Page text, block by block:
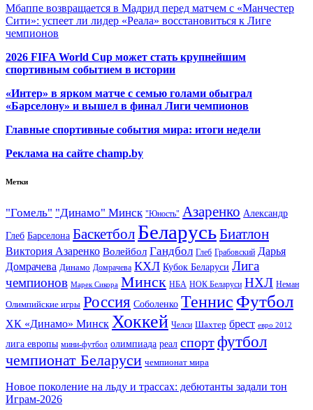
Мбаппе возвращается в Мадрид перед матчем с «Манчестер
Сити»: успеет ли лидер «Реала» восстановиться к Лиге
чемпионов
2026 FIFA World Cup может стать крупнейшим
спортивным событием в истории
«Интер» в ярком матче с семью голами обыграл
«Барселону» и вышел в финал Лиги чемпионов
Главные спортивные события мира: итоги недели
Реклама на сайте champ.by
Метки
"Гомель" "Динамо" Минск "Юность" Азаренко Александр
Глеб Барселона Баскетбол БеларусьБиатлон
Виктория Азаренко Волейбол Гандбол Глеб Грабовский Дарья
Домрачева Динамо Домрачева КХЛ Кубок Беларуси Лига
чемпионов Марек Сикора Минск НБА НОК Беларуси НХЛ Неман
Олимпийские игры Россия Соболенко Теннис Футбол
ХК «Динамо» Минск Хоккей Челси Шахтер брест евро 2012
лига европы мини-футбол олимпиада реал спортфутбол
чемпионат Беларуси чемпионат мира
Новое поколение на льду и трассах: дебютанты задали тон
Играм-2026